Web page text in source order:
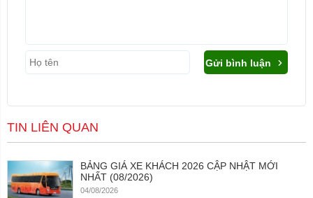
Gửi bình luận
TIN LIÊN QUAN
BẢNG GIÁ XE KHÁCH 2026 CẬP NHẬT MỚI
NHẤT (08/2026)
04/08/2026